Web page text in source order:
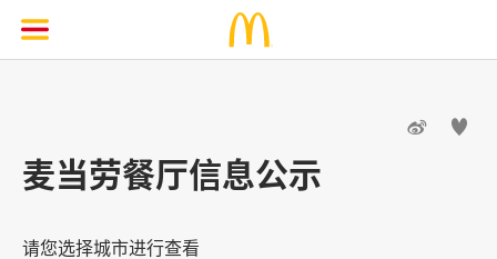
 
麦当劳餐厅信息公示
请您选择城市进行查看